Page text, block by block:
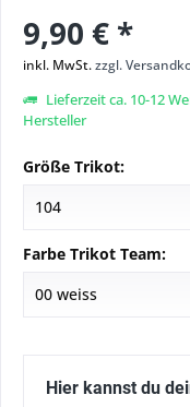
9,90 € *
inkl. MwSt.zzgl.
Lieferzeit ca. 10-12
Hersteller
Größe Trikot:
Farbe Trikot Team:
Hier kannst du